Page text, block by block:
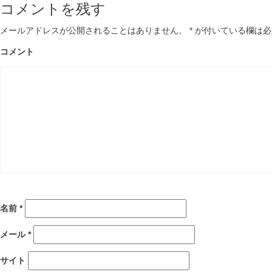
コメントを残す
メールアドレスが公開されることはありません。 * が付いている欄は
コメント
名前 *
メール*
サイト